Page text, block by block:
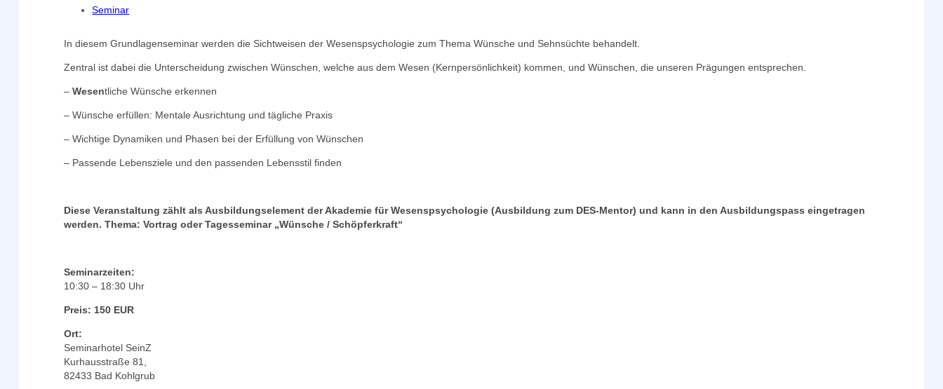
Seminar
In diesem Grundlagenseminar werden die Sichtweisen der Wesenspsychologie zum Thema Wünsche und Sehnsüchte behandelt.
Zentral ist dabei die Unterscheidung zwischen Wünschen, welche aus dem Wesen (Kernpersönlichkeit) kommen, und Wünschen, die unseren Prägungen entsprechen.
–Wesentliche Wünsche erkennen
– Wünsche erfüllen: Mentale Ausrichtung und tägliche Praxis
– Wichtige Dynamiken und Phasen bei der Erfüllung von Wünschen
– Passende Lebensziele und den passenden Lebensstil finden
Diese Veranstaltung zählt als Ausbildungselement der Akademie für Wesenspsychologie (Ausbildung zum DES-Mentor) und kann in den Ausbildungspass eingetragen
werden. Thema: Vortrag oder Tagesseminar „Wünsche / Schöpferkraft“
Seminarzeiten:
10:30 – 18:30 Uhr
Preis: 150 EUR
Ort:
Seminarhotel SeinZ
Kurhausstraße 81,
82433 Bad Kohlgrub